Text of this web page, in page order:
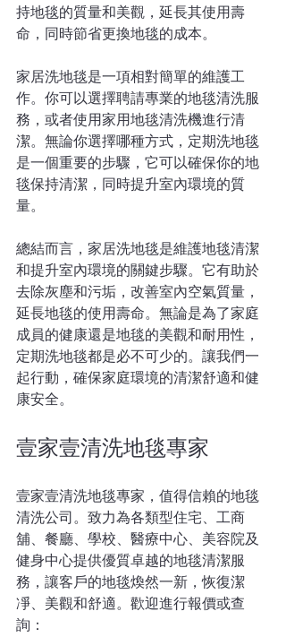
持地毯的質量和美觀，延長其使用壽
命，同時節省更換地毯的成本。
家居洗地毯是一項相對簡單的維護工
作。你可以選擇聘請專業的地毯清洗服
務，或者使用家用地毯清洗機進行清
潔。無論你選擇哪種方式，定期洗地毯
是一個重要的步驟，它可以確保你的地
毯保持清潔，同時提升室內環境的質
量。
總結而言，家居洗地毯是維護地毯清潔
和提升室內環境的關鍵步驟。它有助於
去除灰塵和污垢，改善室內空氣質量，
延長地毯的使用壽命。無論是為了家庭
成員的健康還是地毯的美觀和耐用性，
定期洗地毯都是必不可少的。讓我們一
起行動，確保家庭環境的清潔舒適和健
康安全。
壹家壹清洗地毯專家
壹家壹清洗地毯專家，值得信賴的地毯
清洗公司。致力為各類型住宅、工商
舖、餐廳、學校、醫療中心、美容院及
健身中心提供優質卓越的地毯清潔服
務，讓客戶的地毯煥然一新，恢復潔
凈、美觀和舒適。歡迎進行報價或查
詢：